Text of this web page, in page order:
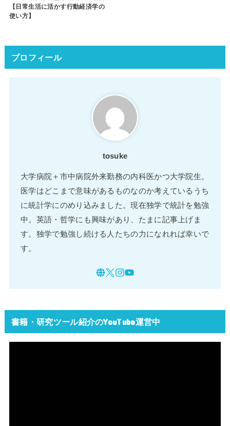
【日常生活に活かす行動経済学の
使い方】
プロフィール
tosuke
大学病院＋市中病院外来勤務の内科医かつ大学院生。
医学はどこまで意味があるものなのか考えているうち
に統計学にのめり込みました。現在独学で統計を勉強
中。英語・哲学にも興味があり、たまに記事上げま
す。独学で勉強し続ける人たちの力になれれば幸いで
す。
書籍・研究ツール紹介のYouTube運営中